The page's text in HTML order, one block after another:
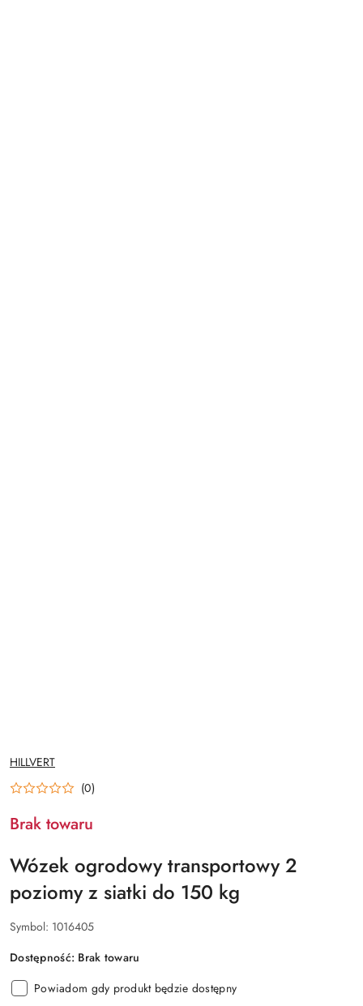
NAZWA
PRODUCENTA:
HILLVERT
(0)
Brak towaru
Wózek ogrodowy transportowy 2
poziomy z siatki do 150 kg
Symbol: 1016405
Dostępność: Brak towaru
Powiadom gdy produkt będzie dostępny